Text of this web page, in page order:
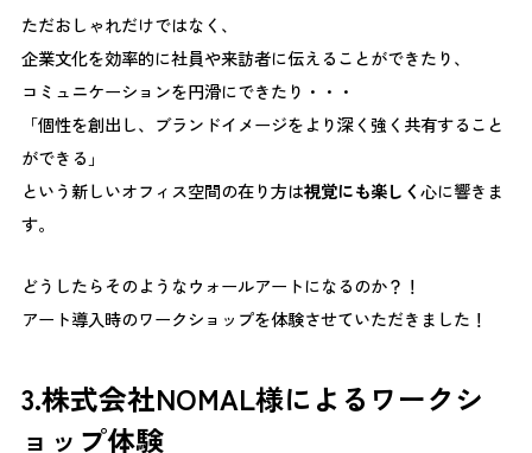
ただおしゃれだけではなく、
企業文化を効率的に社員や来訪者に伝えることができたり、
コミュニケーションを円滑にできたり・・・
「個性を創出し、ブランドイメージをより深く強く共有すること
ができる」
という新しいオフィス空間の在り方は視覚にも楽しく心に響きま
す。
どうしたらそのようなウォールアートになるのか？！
アート導入時のワークショップを体験させていただきました！
3.株式会社NOMAL様によるワークシ
ョップ体験